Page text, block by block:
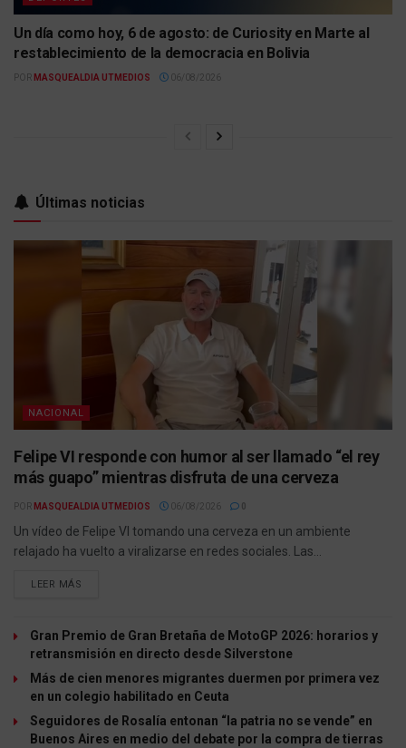
Un día como hoy, 6 de agosto: de Curiosity en Marte al
restablecimiento de la democracia en Bolivia
POR MASQUEALDIA UTMEDIOS 06/08/2026
Últimas noticias
NACIONAL
Felipe VI responde con humor al ser llamado “el rey
más guapo” mientras disfruta de una cerveza
POR MASQUEALDIA UTMEDIOS 06/08/2026
Un vídeo de Felipe VI tomando una cerveza en un ambiente
relajado ha vuelto a viralizarse en redes sociales. Las...
LEER MÁS
Gran Premio de Gran Bretaña de MotoGP 2026: horarios y
retransmisión en directo desde Silverstone
Más de cien menores migrantes duermen por primera vez
en un colegio habilitado en Ceuta
Seguidores de Rosalía entonan “la patria no se vende” en
Buenos Aires en medio del debate por la compra de tierras